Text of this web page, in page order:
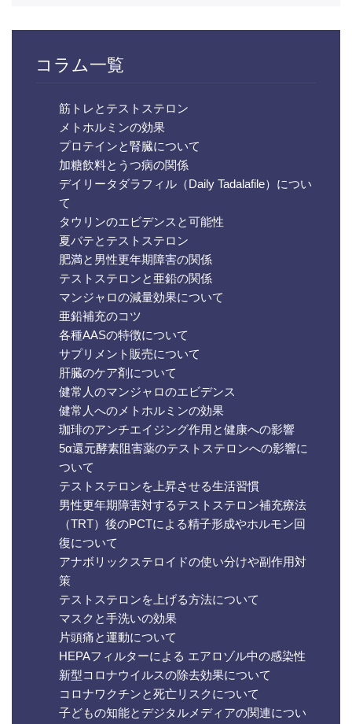
コラム一覧
筋トレとテストステロン
メトホルミンの効果
プロテインと腎臓について
加糖飲料とうつ病の関係
デイリータダラフィル（Daily Tadalafile）につい
て
タウリンのエビデンスと可能性
夏バテとテストステロン
肥満と男性更年期障害の関係
テストステロンと亜鉛の関係
マンジャロの減量効果について
亜鉛補充のコツ
各種AASの特徴について
サプリメント販売について
肝臓のケア剤について
健常人のマンジャロのエビデンス
健常人へのメトホルミンの効果
珈琲のアンチエイジング作用と健康への影響
5α還元酵素阻害薬のテストステロンへの影響に
ついて
テストステロンを上昇させる生活習慣
男性更年期障害対するテストステロン補充療法
（TRT）後のPCTによる精子形成やホルモン回
復について
アナボリックステロイドの使い分けや副作用対
策
テストステロンを上げる方法について
マスクと手洗いの効果
片頭痛と運動について
HEPAフィルターによる エアロゾル中の感染性
新型コロナウイルスの除去効果について
コロナワクチンと死亡リスクについて
子どもの知能とデジタルメディアの関連につい